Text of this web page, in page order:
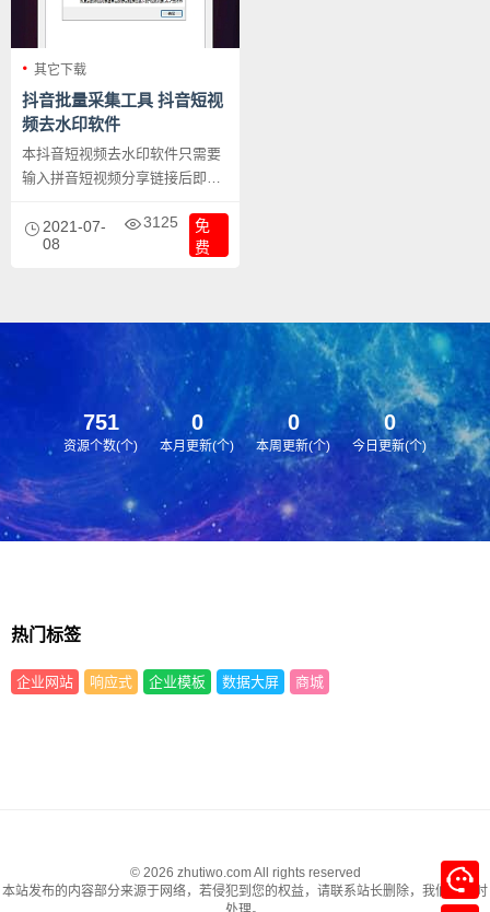
其它下载
抖音批量采集工具 抖音短视
频去水印软件
本抖音短视频去水印软件只需要
输入拼音短视频分享链接后即可
件，支持批量下载，支持下载作
用所有短视频，定时采集等等众
2021-07-
08
3125
免
费
751
资源个数(个)
0
本月更新(个)
0
本周更新(个)
0
今日更新(个)
热门标签
企业网站 响应式 企业模板 数据大屏 商城
© 2026 zhutiwo.com All rights reserved
本站发布的内容部分来源于网络，若侵犯到您的权益，请联系站长删除，我们将及时